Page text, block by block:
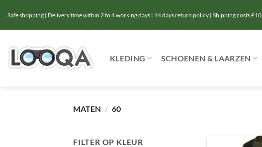
naar
inhoud
Safe shopping | Delivery time within 2 to 4 working days | 14 days return policy | Shipping costs £10
KLEDING SCHOENEN & LAARZEN
MATEN / 60
FILTER OP KLEUR